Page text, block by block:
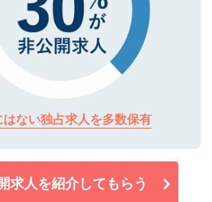
はない独占求人を多数保有
求人を紹介してもらう